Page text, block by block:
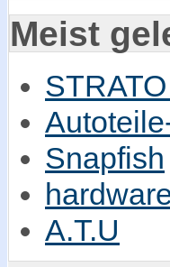
Meist
Snapfish
A.T.U